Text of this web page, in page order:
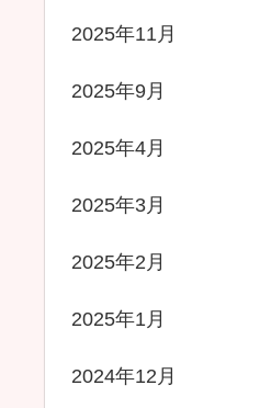
2025年11月
2025年9月
2025年4月
2025年3月
2025年2月
2025年1月
2024年12月